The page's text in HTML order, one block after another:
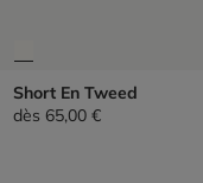
Short En Tweed
dès 65,00 €